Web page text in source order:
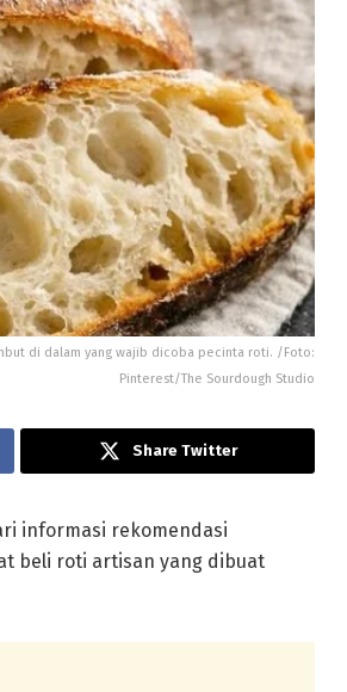
di dalam yang wajib dicoba pecinta roti. /Foto:
Pinterest/The Sourdough Studio
Share Twitter
informasi rekomendasi
beli roti artisan yang dibuat